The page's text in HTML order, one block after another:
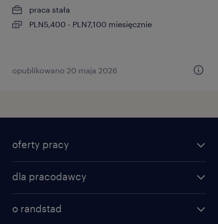
praca stała
PLN5,400 - PLN7,100 miesięcznie
opublikowano 20 maja 2026
oferty pracy
specjalizacje
dla pracodawcy
o randstad